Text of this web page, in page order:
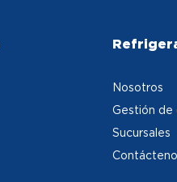
Nosotros
Gestión de
Sucursales